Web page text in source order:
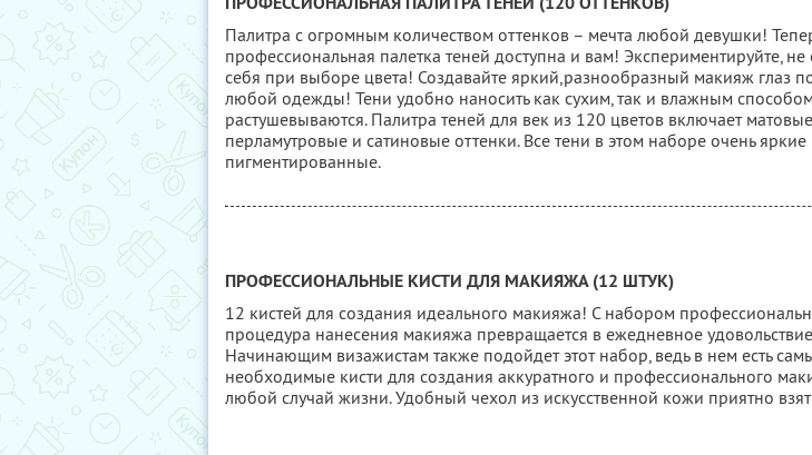
Палитра с огромным количеством оттенков – мечта любой девушки!
профессиональная палетка теней доступна и вам! Экспериментируйте, не
себя при выборе цвета! Создавайте яркий,разнообразный макияж глаз
любой одежды! Тени удобно наносить как сухим, так и влажным
растушевываются. Палитра теней для век из 120 цветов включает
перламутровые и сатиновые оттенки. Все тени в этом наборе очень
пигментированные.
ПРОФЕССИОНАЛЬНЫЕ КИСТИ ДЛЯ МАКИЯЖА (12 ШТУК)
12 кистей для создания идеального макияжа! С набором
процедура нанесения макияжа превращается в ежедневное
Начинающим визажистам также подойдет этот набор, ведь в нем есть
необходимые кисти для создания аккуратного и профессионального
любой случай жизни. Удобный чехол из искусственной кожи приятно